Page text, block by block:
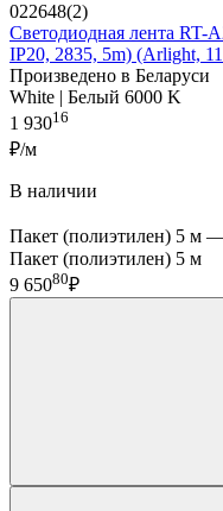
022648(2)
Светодиодная лента RT-
IP20, 2835, 5m) (Arlight,
Произведено в Беларуси
White | Белый 6000 K
1 93016
₽/м
В наличии
Пакет (полиэтилен) 5 м
Пакет (полиэтилен) 5 м
9 65080₽